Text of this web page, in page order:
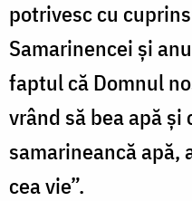
potrivesc cu
Samarinencei și
faptul că Domnul
vrând să bea apă și
samarineancă apă,
cea vie”.